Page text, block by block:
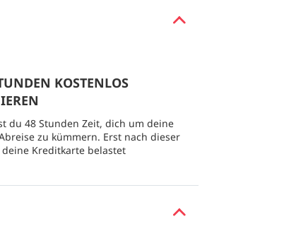
KOSTENLOS
du 48 Stunden Zeit, dich um deine
zu kümmern. Erst nach dieser
Kreditkarte belastet